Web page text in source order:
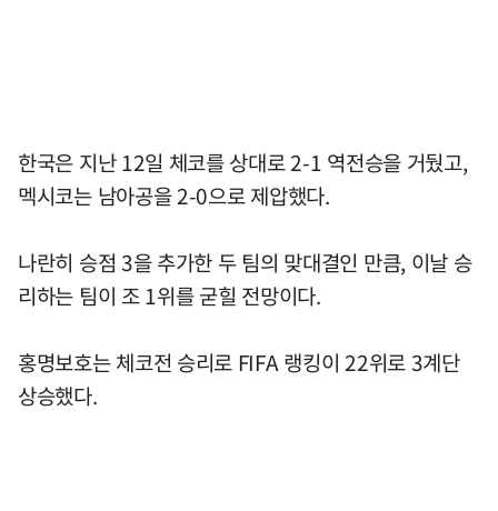
한국은 지난 12일 체코를 상대로 2-1 역전승을 거뒀고,
멕시코는 남아공을 2-0으로 제압했다.
나란히 승점 3을 추가한 두 팀의 맞대결인 만큼, 이날 승
리하는 팀이 조 1위를 굳힐 전망이다.
홍명보호는 체코전 승리로 FIFA 랭킹이 22위로 3계단
상승했다.